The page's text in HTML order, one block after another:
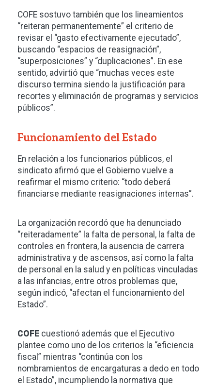
COFE sostuvo también que los lineamientos
“reiteran permanentemente” el criterio de
revisar el “gasto efectivamente ejecutado”,
buscando “espacios de reasignación”,
“superposiciones” y “duplicaciones”. En ese
sentido, advirtió que “muchas veces este
discurso termina siendo la justificación para
recortes y eliminación de programas y servicios
públicos”.
Funcionamiento del Estado
En relación a los funcionarios públicos, el
sindicato afirmó que el Gobierno vuelve a
reafirmar el mismo criterio: “todo deberá
financiarse mediante reasignaciones internas”.
La organización recordó que ha denunciado
“reiteradamente” la falta de personal, la falta de
controles en frontera, la ausencia de carrera
administrativa y de ascensos, así como la falta
de personal en la salud y en políticas vinculadas
a las infancias, entre otros problemas que,
según indicó, “afectan el funcionamiento del
Estado”.
COFE cuestionó además que el Ejecutivo
plantee como uno de los criterios la “eficiencia
fiscal” mientras “continúa con los
nombramientos de encargaturas a dedo en todo
el Estado”, incumpliendo la normativa que